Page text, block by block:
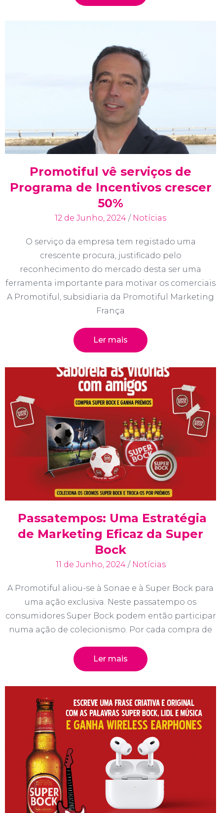
Promotiful vê serviços de
Programa de Incentivos crescer
50%
12 de Junho, 2024 / Notícias
O serviço da empresa tem registado uma
crescente procura, justificado pelo
reconhecimento do mercado desta ser uma
ferramenta importante para motivar os comerciais
A Promotiful, subsidiaria da Promotiful Marketing
França
Ler mais
Passatempos: Uma Estratégia
de Marketing Eficaz da Super
Bock
11 de Junho, 2024 / Notícias
A Promotiful aliou-se à Sonae e à Super Bock para
uma ação exclusiva. Neste passatempo os
consumidores Super Bock podem então participar
numa ação de colecionismo. Por cada compra de
Ler mais